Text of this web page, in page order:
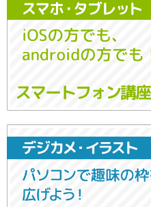
スマートフォン講座